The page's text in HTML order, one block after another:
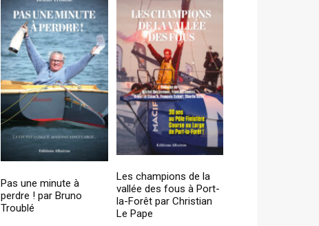
Pas une minute à
perdre ! par Bruno
Troublé
Les champions de la
vallée des fous à Port-
la-Forêt par Christian
Le Pape